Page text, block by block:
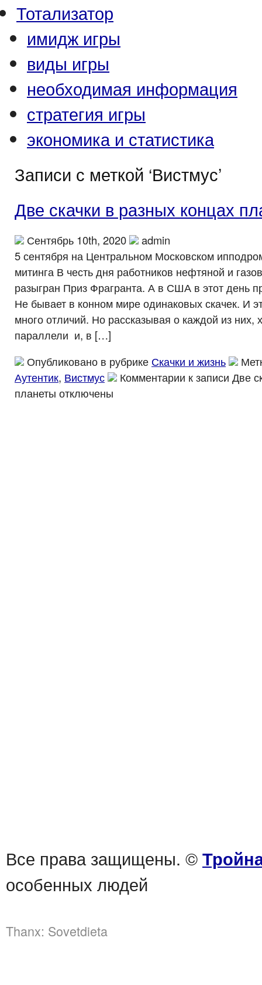
Тотализатор
имидж игры
виды игры
необходимая информация
стратегия игры
экономика и статистика
Записи с меткой ‘Вистмус’
Две скачки в разных концах
Сентябрь 10th, 2020
admin
5 сентября на Центральном Московском
митинга В честь дня работников нефтяной и
разыгран Приз Фрагранта. А в США в этот день
Не бывает в конном мире одинаковых скачек. И
много отличий. Но рассказывая о каждой из них,
параллели и, в […]
Опубликовано в рубрике Скачки и жизнь
Аутентик, Вистмус Комментарии к записи Две
планеты отключены
Все права защищены. ©
особенных людей
Thanx: Sovetdieta